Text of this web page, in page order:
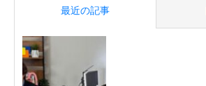
最近の記事